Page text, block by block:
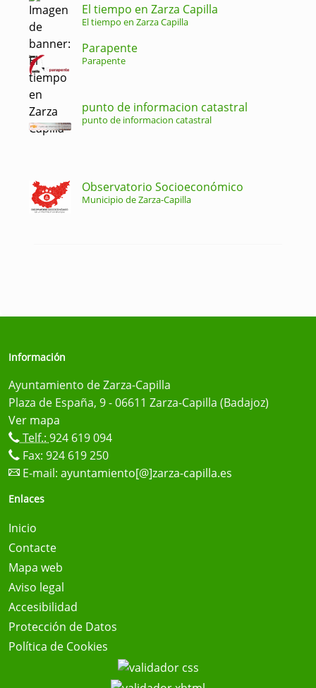
El tiempo en Zarza Capilla
El tiempo en Zarza Capilla
Parapente
Parapente
punto de informacion catastral
punto de informacion catastral
Observatorio Socioeconómico
Municipio de Zarza-Capilla
Información
Ayuntamiento de Zarza-Capilla
Plaza de España, 9 - 06611 Zarza-Capilla (Badajoz)
Ver mapa
Telf.: 924 619 094
Fax: 924 619 250
E-mail: ayuntamiento[@]zarza-capilla.es
Enlaces
Inicio
Contacte
Mapa web
Aviso legal
Accesibilidad
Protección de Datos
Política de Cookies